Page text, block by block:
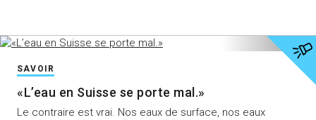
SAVOIR
«L’eau en Suisse se porte mal.»
Le contraire est vrai. Nos eaux de surface, nos eaux